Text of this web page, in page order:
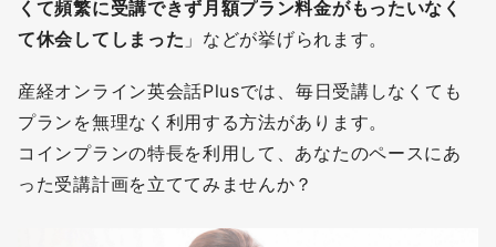
くて頻繁に受講できず月額プラン料金がもったいなく
て休会してしまった 」などが挙げられます。
産経オンライン英会話Plusでは、毎日受講しなくても
プランを無理なく利用する方法があります。
コインプランの特長を利用して、あなたのペースにあ
った受講計画を立ててみませんか？